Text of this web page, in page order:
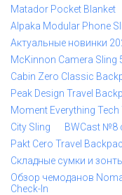
Matador Pocket Blanket
Alpaka Modular Phone
Актуальные новинки
McKinnon Camera Sling
Cabin Zero Classic
Peak Design Travel
Moment Everything Tech
City Sling
BWCast №8
Pakt Cero Travel
Складные сумки и
Обзор чемоданов
Check-In